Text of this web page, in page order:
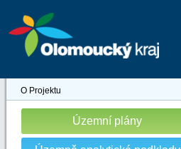
O Projektu
Územní plány